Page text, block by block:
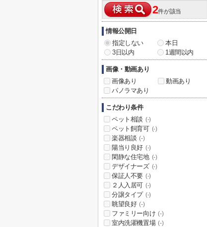
2件が該当
情報公開日
指定しない
本日
3日以内
1週間以内
画像・動画あり
画像あり
動画あり
パノラマあり
こだわり条件
ペット相談 (-)
ペット飼育可 (-)
楽器相談 (-)
陽当り良好 (-)
閑静な住宅地 (-)
デザイナーズ (-)
保証人不要 (-)
２人入居可 (-)
分譲タイプ (-)
眺望良好 (-)
ファミリー向け (-)
室内洗濯機置場 (-)